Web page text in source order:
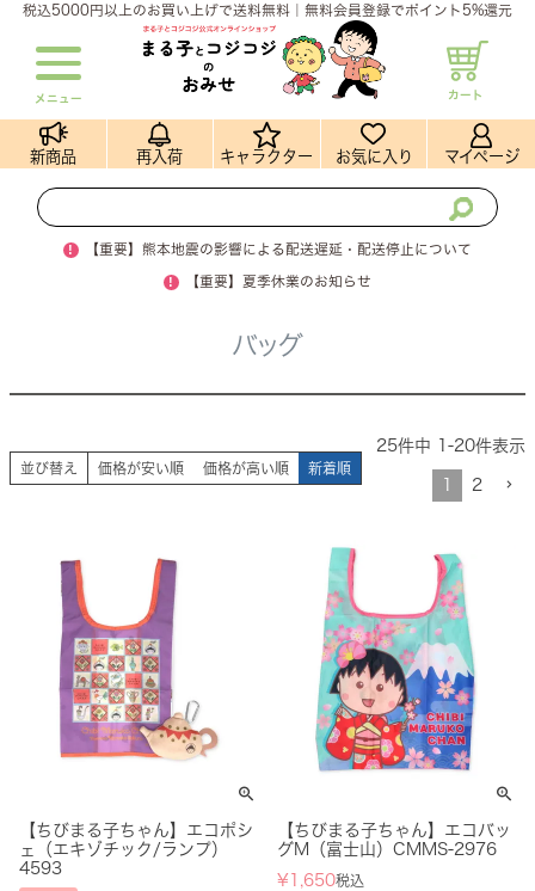
税込5000円以上のお買い上げで送料無料｜無料会員登録でポイント5%還元
メニュー カート
新商品 再入荷 キャラクター お気に入り マイページ
! 【重要】熊本地震の影響による配送遅延・配送停止について
! 【重要】夏季休業のお知らせ
バッグ
並び替え 価格が安い順 価格が高い順 新着順
25件中 1 -20件表示
1 2
【ちびまる子ちゃん】エコポシ
ェ（エキゾチック/ランプ）
4593
【ちびまる子ちゃん】エコバッ
グM（富士山）CMMS-2976
¥ 1,650税込